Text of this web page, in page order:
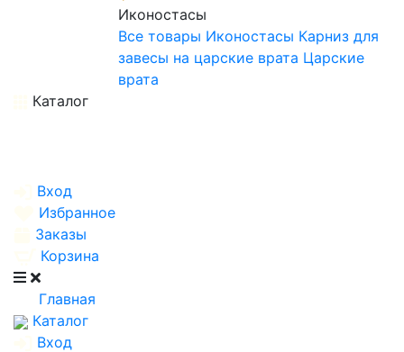
Иконостасы
Все товары Иконостасы Карниз для
завесы на царские врата Царские
врата
Каталог
Вход
Избранное
Заказы
Корзина
Главная
Каталог
Вход